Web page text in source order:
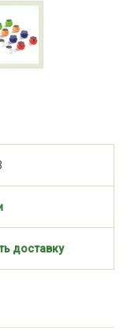
доставку